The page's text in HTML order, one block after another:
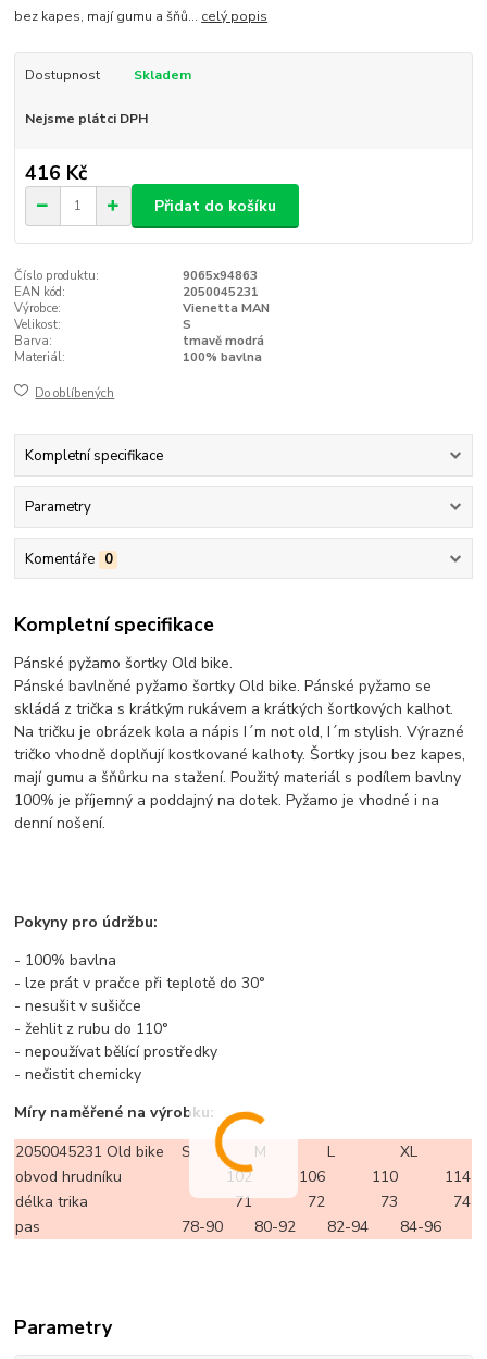
bez kapes, mají gumu a šňů... celý popis
Dostupnost Skladem
Nejsme plátci DPH
416 Kč
Přidat do košíku
Číslo produktu:
9065x94863
EAN kód:
2050045231
Výrobce:
Vienetta MAN
Velikost:
S
Barva:
tmavě modrá
Materiál:
100% bavlna
Do oblíbených
Kompletní specifikace
Parametry
Komentáře 0
Kompletní specifikace
Pánské pyžamo šortky Old bike.
Pánské bavlněné pyžamo šortky Old bike. Pánské pyžamo se
skládá z trička s krátkým rukávem a krátkých šortkových kalhot.
Na tričku je obrázek kola a nápis I´m not old, I´m stylish. Výrazné
tričko vhodně doplňují kostkované kalhoty. Šortky jsou bez kapes,
mají gumu a šňůrku na stažení. Použitý materiál s podílem bavlny
100% je příjemný a poddajný na dotek. Pyžamo je vhodné i na
denní nošení.
Pokyny pro údržbu:
- 100% bavlna
- lze prát v pračce při teplotě do 30°
- nesušit v sušičce
- žehlit z rubu do 110°
- nepoužívat bělící prostředky
- nečistit chemicky
Míry naměřené na výrobku:
2050045231 Old bike
S M L
XL
obvod hrudníku
102 106 110
114
délka trika
71 72 73
74
pas
78-90 80-92 82-94 84-96
Parametry